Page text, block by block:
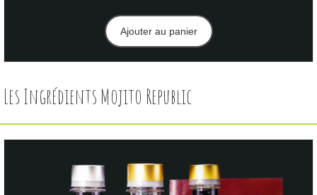
était :
actuel
est :
Ajouter au panier
Les Ingrédients Mojito Republic